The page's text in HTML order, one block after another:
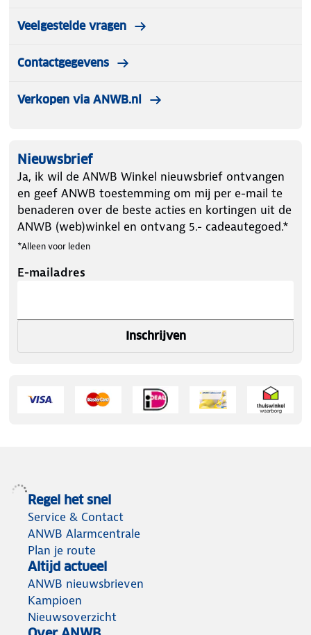
Veelgestelde vragen
Contactgegevens
Verkopen via ANWB.nl
Nieuwsbrief
Ja, ik wil de ANWB Winkel nieuwsbrief ontvangen
en geef ANWB toestemming om mij per e-mail te
benaderen over de beste acties en kortingen uit de
ANWB (web)winkel en ontvang 5.- cadeautegoed.*
*Alleen voor leden
E-mailadres
Inschrijven
Regel het snel
Service & Contact
ANWB Alarmcentrale
Plan je route
Altijd actueel
ANWB nieuwsbrieven
Kampioen
Nieuwsoverzicht